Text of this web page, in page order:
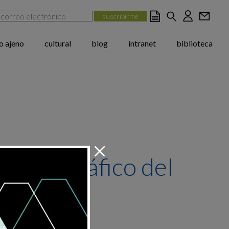
ajeno cultural blog intranet biblioteca
fotográfico del